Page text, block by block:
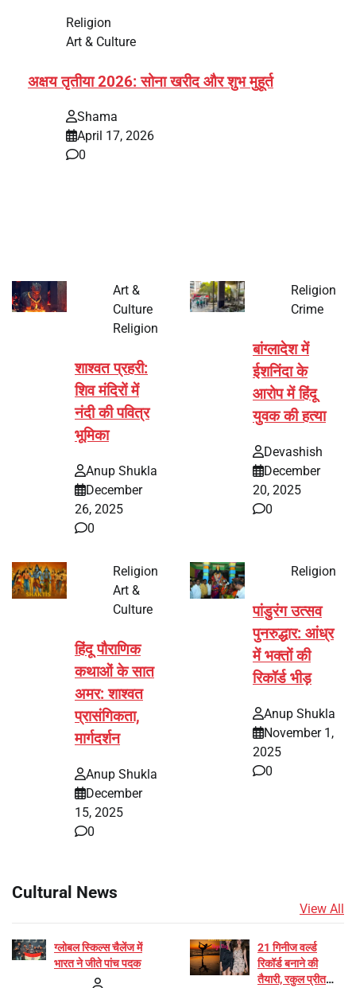
Religion
Art & Culture
अक्षय तृतीया 2026: सोना खरीद और शुभ मुहूर्त
Shama
April 17, 2026
0
Art &
Culture
Religion
शाश्वत प्रहरी:
शिव मंदिरों में
नंदी की पवित्र
भूमिका
Anup Shukla
December
26, 2025
0
Religion
Crime
बांग्लादेश में
ईशनिंदा के
आरोप में हिंदू
युवक की हत्या
Devashish
December
20, 2025
0
Religion
Art &
Culture
हिंदू पौराणिक
कथाओं के सात
अमर: शाश्वत
प्रासंगिकता,
मार्गदर्शन
Anup Shukla
December
15, 2025
0
Religion
पांडुरंग उत्सव
पुनरुद्धार: आंध्र
में भक्तों की
रिकॉर्ड भीड़
Anup Shukla
November 1,
2025
0
Cultural News
View All
ग्लोबल स्किल्स चैलेंज में
भारत ने जीते पांच पदक
21 गिनीज वर्ल्ड
रिकॉर्ड बनाने की
तैयारी, रकुल प्रीत